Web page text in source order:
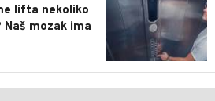
lifta nekoliko
mozak ima